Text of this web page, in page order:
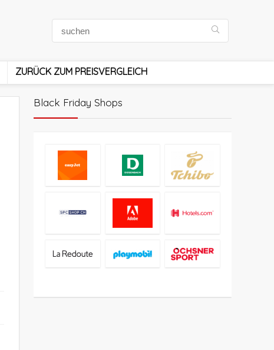
ZURÜCK ZUM PREISVERGLEICH
Black Friday Shops